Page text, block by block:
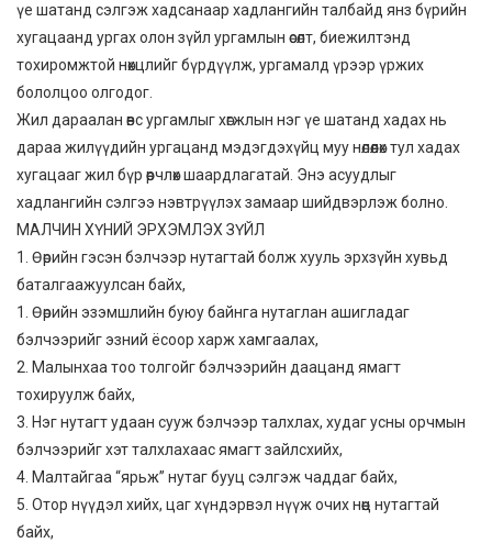
үе шатанд сэлгэж хадсанаар хадлангийн талбайд янз бүрийн
хугацаанд ургах олон зүйл ургамлын өсөлт, биежилтэнд
тохиромжтой нөхцлийг бүрдүүлж, ургамалд үрээр үржих
бололцоо олгодог.
Жил дараалан өвс ургамлыг хөгжлын нэг үе шатанд хадах нь
дараа жилүүдийн ургацанд мэдэгдэхүйц муу нөлөөлөх тул хадах
хугацааг жил бүр өөрчлөх шаардлагатай. Энэ асуудлыг
хадлангийн сэлгээ нэвтрүүлэх замаар шийдвэрлэж болно.
МАЛЧИН ХҮНИЙ ЭРХЭМЛЭХ ЗҮЙЛ
1. Өөрийн гэсэн бэлчээр нутагтай болж хууль эрхзүйн хувьд
баталгаажуулсан байх,
1. Өөрийн эзэмшлийн буюу байнга нутаглан ашигладаг
бэлчээрийг эзний ёсоор харж хамгаалах,
2. Малынхаа тоо толгойг бэлчээрийн даацанд ямагт
тохируулж байх,
3. Нэг нутагт удаан сууж бэлчээр талхлах, худаг усны орчмын
бэлчээрийг хэт талхлахаас ямагт зайлсхийх,
4. Малтайгаа “ярьж” нутаг бууц сэлгэж чаддаг байх,
5. Отор нүүдэл хийх, цаг хүндэрвэл нүүж очих нөөц нутагтай
байх,